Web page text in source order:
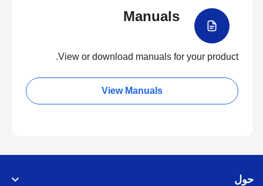
Manuals
View or download manuals for your product.
View Manuals
حول